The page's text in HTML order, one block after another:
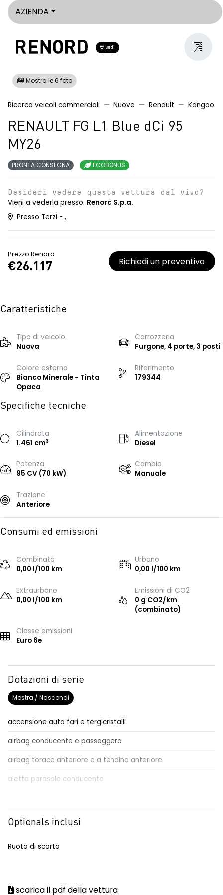
AZIENDA
Sedi
Mostra le 6 foto
Ricerca veicoli commerciali Nuove Renault Kangoo
RENAULT FG L1 Blue dCi 95
MY26
PRONTA CONSEGNA ECOBONUS
Desideri vedere questa vettura dal vivo?
Vieni a vederla presso: Renord S.p.a.
Presso Terzi - ,
Prezzo Renord
€26.117 Richiedi un preventivo
Caratteristiche
Tipo di veicolo
Nuova
Carrozzeria
Furgone, 4 porte, 3 posti
Colore esterno
Bianco Minerale - Tinta
Opaca
Riferimento
179344
Specifiche tecniche
Cilindrata
1.461 cm3
Alimentazione
Diesel
Potenza
95 CV (70 kW)
Cambio
Manuale
Trazione
Anteriore
Consumi ed emissioni
Combinato
0,00 l/100 km
Urbano
0,00 l/100 km
Extraurbano
0,00 l/100 km
Emissioni di CO2
0 g CO2/km
(combinato)
Classe emissioni
Euro 6e
Dotazioni di serie
Mostra / Nascondi
accensione auto fari e tergicristalli
airbag conducente e passeggero
airbag torace anteriore e a tendina anteriore
aletta parasole conducente
alzacristalli anteriori elettrici / impulsionali lato conducente
commutatore airbag frontale passeggero
Optionals inclusi
Ruota di scorta
scarica il pdf della vettura